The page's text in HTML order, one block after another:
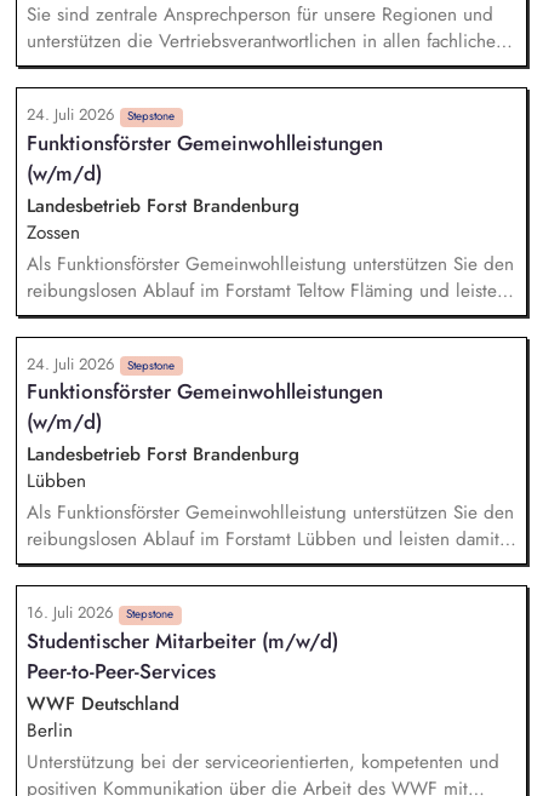
Sie sind zentrale Ansprechperson für unsere Regionen und
unterstützen die Vertriebsverantwortlichen in allen fachlichen
Fragestellungen. Hierfür entwickeln Sie in enger Abstimmung
mit der Leitung Gesamtvertrieb unsere Vertriebsstrategie
kontinuierlich weiter und übersetzen diese in wirksame
Maßnahmen für den operativen Alltag. Sie optimieren
Prozesse entlang der gesamten Vertriebskette mit Blick auf
Effizienz, Nachhaltigkeit und Kundenerlebnis. Sie erkennen
Marktpotenziale und entwickeln Standorte, Sortimente und
Vertriebskonzepte weiter.
24. Juli 2026 Stepstone
Funktionsförster Gemeinwohlleistungen
(w/m/d)
Landesbetrieb Forst Brandenburg
Zossen
Als Funktionsförster Gemeinwohlleistung unterstützen Sie den
reibungslosen Ablauf im Forstamt Teltow Fläming und leisten
damit einen sinnstiftenden Beitrag für Forstwirtschaft, Umwelt-
und Naturschutz. Planen, Koordinieren und Abstimmen aller
Angelegenheiten des forstlichen Arten-, Biotop- und
Gebietsschutzes im Forstamt und anleiten der
Revierleiter/innen auf diesem Fachgebiet, Zusammenarbeit
mit Behörden und Ehrenamt auf diesem Gebiet. Planen,
durchführen und abrechnen revierübergreifender
Maßnahmen der Waldpädagogik sowie der forstlichen
Bildungs- und Erziehungsarbeit.
24. Juli 2026 Stepstone
Funktionsförster Gemeinwohlleistungen
(w/m/d)
Landesbetrieb Forst Brandenburg
Lübben
Als Funktionsförster Gemeinwohlleistung unterstützen Sie den
reibungslosen Ablauf im Forstamt Lübben und leisten damit
einen sinnstiftenden Beitrag für Forstwirtschaft, Umwelt- und
Naturschutz. Planen, Koordinieren und Abstimmen aller
Angelegenheiten des forstlichen Arten-, Biotop- und
Gebietsschutzes im Forstamt und anleiten der
Revierleiter/innen auf diesem Fachgebiet, Zusammenarbeit
mit Behörden und Ehrenamt auf diesem Gebiet. Planen,
durchführen und abrechnen revierübergreifender
Maßnahmen der Waldpädagogik sowie der forstlichen
Bildungs- und Erziehungsarbeit.
16. Juli 2026 Stepstone
Studentischer Mitarbeiter (m/w/d)
Peer-to-Peer-Services
WWF Deutschland
Berlin
Unterstützung bei der serviceorientierten, kompetenten und
positiven Kommunikation über die Arbeit des WWF mit